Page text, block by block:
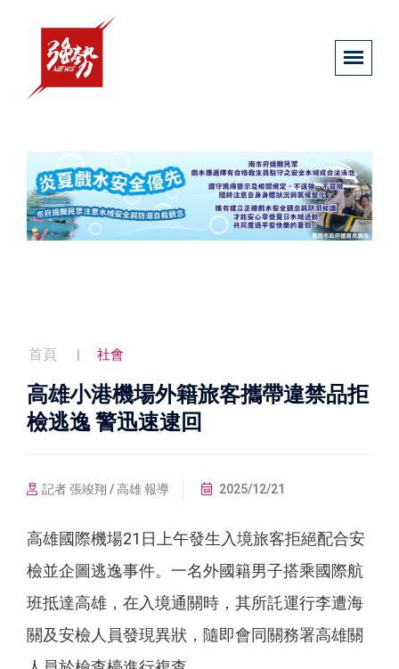
首頁 社會
高雄小港機場外籍旅客攜帶違禁品拒
檢逃逸 警迅速逮回
記者 張竣翔 / 高雄 報導 2025/12/21
高雄國際機場21日上午發生入境旅客拒絕配合安
檢並企圖逃逸事件。一名外國籍男子搭乘國際航
班抵達高雄，在入境通關時，其所託運行李遭海
關及安檢人員發現異狀，隨即會同關務署高雄關